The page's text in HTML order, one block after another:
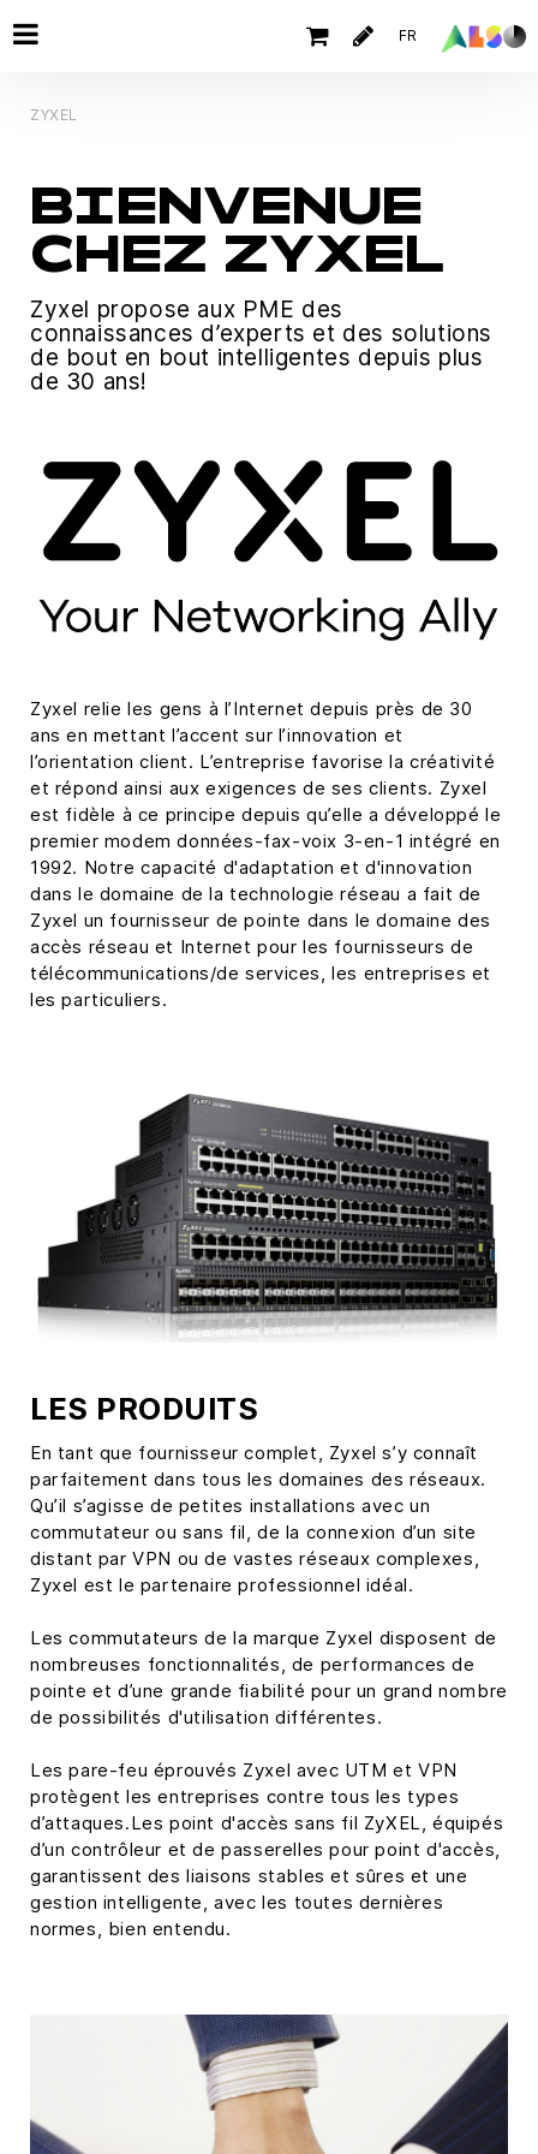
FR
ZYXEL
BIENVENUE
CHEZ ZYXEL
Zyxel propose aux PME des
connaissances d’experts et des solutions
de bout en bout intelligentes depuis plus
de 30 ans!
Zyxel relie les gens à l’Internet depuis près de 30
ans en mettant l’accent sur l’innovation et
l’orientation client. L’entreprise favorise la créativité
et répond ainsi aux exigences de ses clients. Zyxel
est fidèle à ce principe depuis qu’elle a développé le
premier modem données-fax-voix 3-en-1 intégré en
1992. Notre capacité d'adaptation et d'innovation
dans le domaine de la technologie réseau a fait de
Zyxel un fournisseur de pointe dans le domaine des
accès réseau et Internet pour les fournisseurs de
télécommunications/de services, les entreprises et
les particuliers.
LES PRODUITS
En tant que fournisseur complet, Zyxel s’y connaît
parfaitement dans tous les domaines des réseaux.
Qu’il s’agisse de petites installations avec un
commutateur ou sans fil, de la connexion d’un site
distant par VPN ou de vastes réseaux complexes,
Zyxel est le partenaire professionnel idéal.
Les commutateurs de la marque Zyxel disposent de
nombreuses fonctionnalités, de performances de
pointe et d’une grande fiabilité pour un grand nombre
de possibilités d'utilisation différentes.
Les pare-feu éprouvés Zyxel avec UTM et VPN
protègent les entreprises contre tous les types
d’attaques.Les point d'accès sans fil ZyXEL, équipés
d’un contrôleur et de passerelles pour point d'accès,
garantissent des liaisons stables et sûres et une
gestion intelligente, avec les toutes dernières
normes, bien entendu.